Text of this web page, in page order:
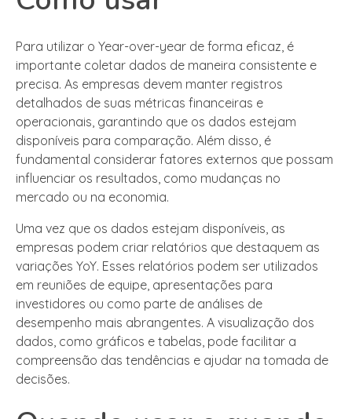
Para utilizar o Year-over-year de forma eficaz, é
importante coletar dados de maneira consistente e
precisa. As empresas devem manter registros
detalhados de suas métricas financeiras e
operacionais, garantindo que os dados estejam
disponíveis para comparação. Além disso, é
fundamental considerar fatores externos que possam
influenciar os resultados, como mudanças no
mercado ou na economia.
Uma vez que os dados estejam disponíveis, as
empresas podem criar relatórios que destaquem as
variações YoY. Esses relatórios podem ser utilizados
em reuniões de equipe, apresentações para
investidores ou como parte de análises de
desempenho mais abrangentes. A visualização dos
dados, como gráficos e tabelas, pode facilitar a
compreensão das tendências e ajudar na tomada de
decisões.